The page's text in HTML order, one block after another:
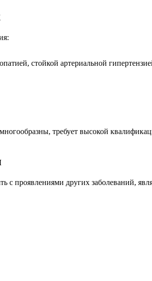
стойкой артериальной
требует высокой
проявлениями других заболеваний,